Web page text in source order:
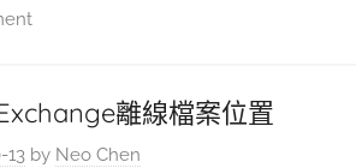
離線檔案位置
13 by Neo Chen